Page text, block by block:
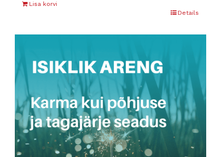
Lisa korvi
Details